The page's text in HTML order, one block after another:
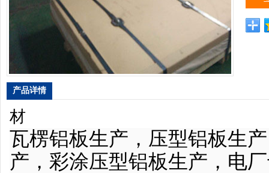
产品详情
材
瓦楞铝板生产，压型铝板生
产，彩涂压型铝板生产，电